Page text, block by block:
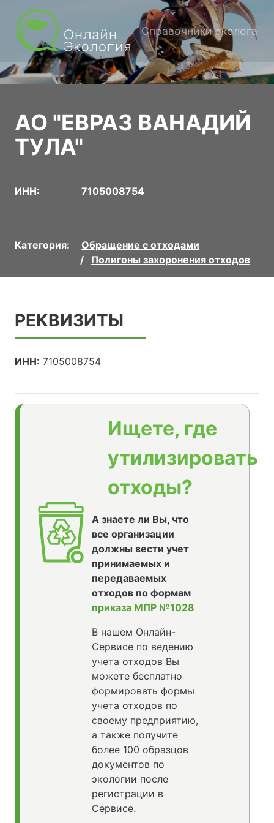
Справочники эколога
АО "ЕВРАЗ ВАНАДИЙ
ТУЛА"
ИНН: 7105008754
Категория:
Обращение с отходами
Полигоны захоронения отходов
РЕКВИЗИТЫ
ИНН: 7105008754
Ищете, где
утилизировать
отходы?
А знаете ли Вы, что
все организации
должны вести учет
принимаемых и
передаваемых
отходов по формам
приказа МПР №1028
В нашем Онлайн-
Сервисе по ведению
учета отходов Вы
можете бесплатно
формировать формы
учета отходов по
своему предприятию,
а также получите
более 100 образцов
документов по
экологии после
регистрации в
Сервисе.